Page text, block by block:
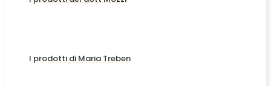
I prodotti di Maria Treben